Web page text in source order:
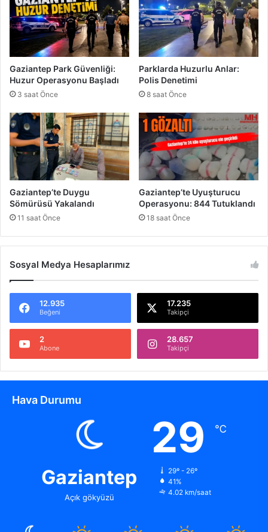
d
e
r
n
t
t
e
Ş
o
k
Y
a
a
n
m
a
ı
Gaziantep Park Güvenliği:
Huzur Operasyonu Başladı
3 saat Önce
Parklarda Huzurlu Anlar:
Polis Denetimi
8 saat Önce
Gaziantep’te Duygu
Sömürüsü Yakalandı
11 saat Önce
Gaziantep’te Uyuşturucu
Operasyonu: 844 Tutuklandı
18 saat Önce
Sosyal Medya Hesaplarımız
12.935
Beğeni
17.235
Takipçi
2
Abone
28.657
Takipçi
Hava Durumu
Gaziantep
Açık gökyüzü
29 ℃
29º - 26º
41%
4.02 km/saat